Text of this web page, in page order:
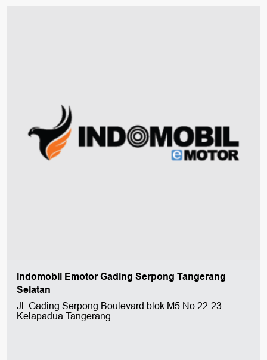
Indomobil Emotor Gading Serpong Tangerang
Selatan
Jl. Gading Serpong Boulevard blok M5 No 22-23
Kelapadua Tangerang